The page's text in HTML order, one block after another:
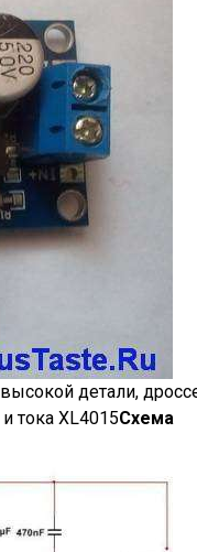
детали,
тока XL4015Схема